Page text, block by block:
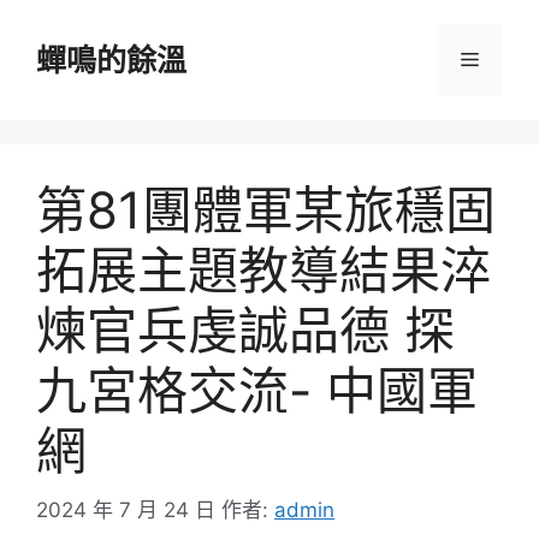
蟬鳴的餘溫 選
第81團體軍某旅穩固
拓展主題教導結果淬
煉官兵虔誠品德 探
九宮格交流- 中國軍
網
2024 年 7 月 24 日 作者: admin